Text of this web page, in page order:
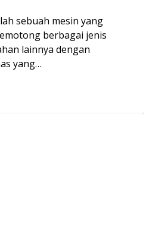
sebuah mesin yang
berbagai jenis
lainnya dengan
yang…